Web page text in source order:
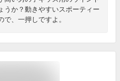
うか？動きやすいスポーティー
、一押しですよ。